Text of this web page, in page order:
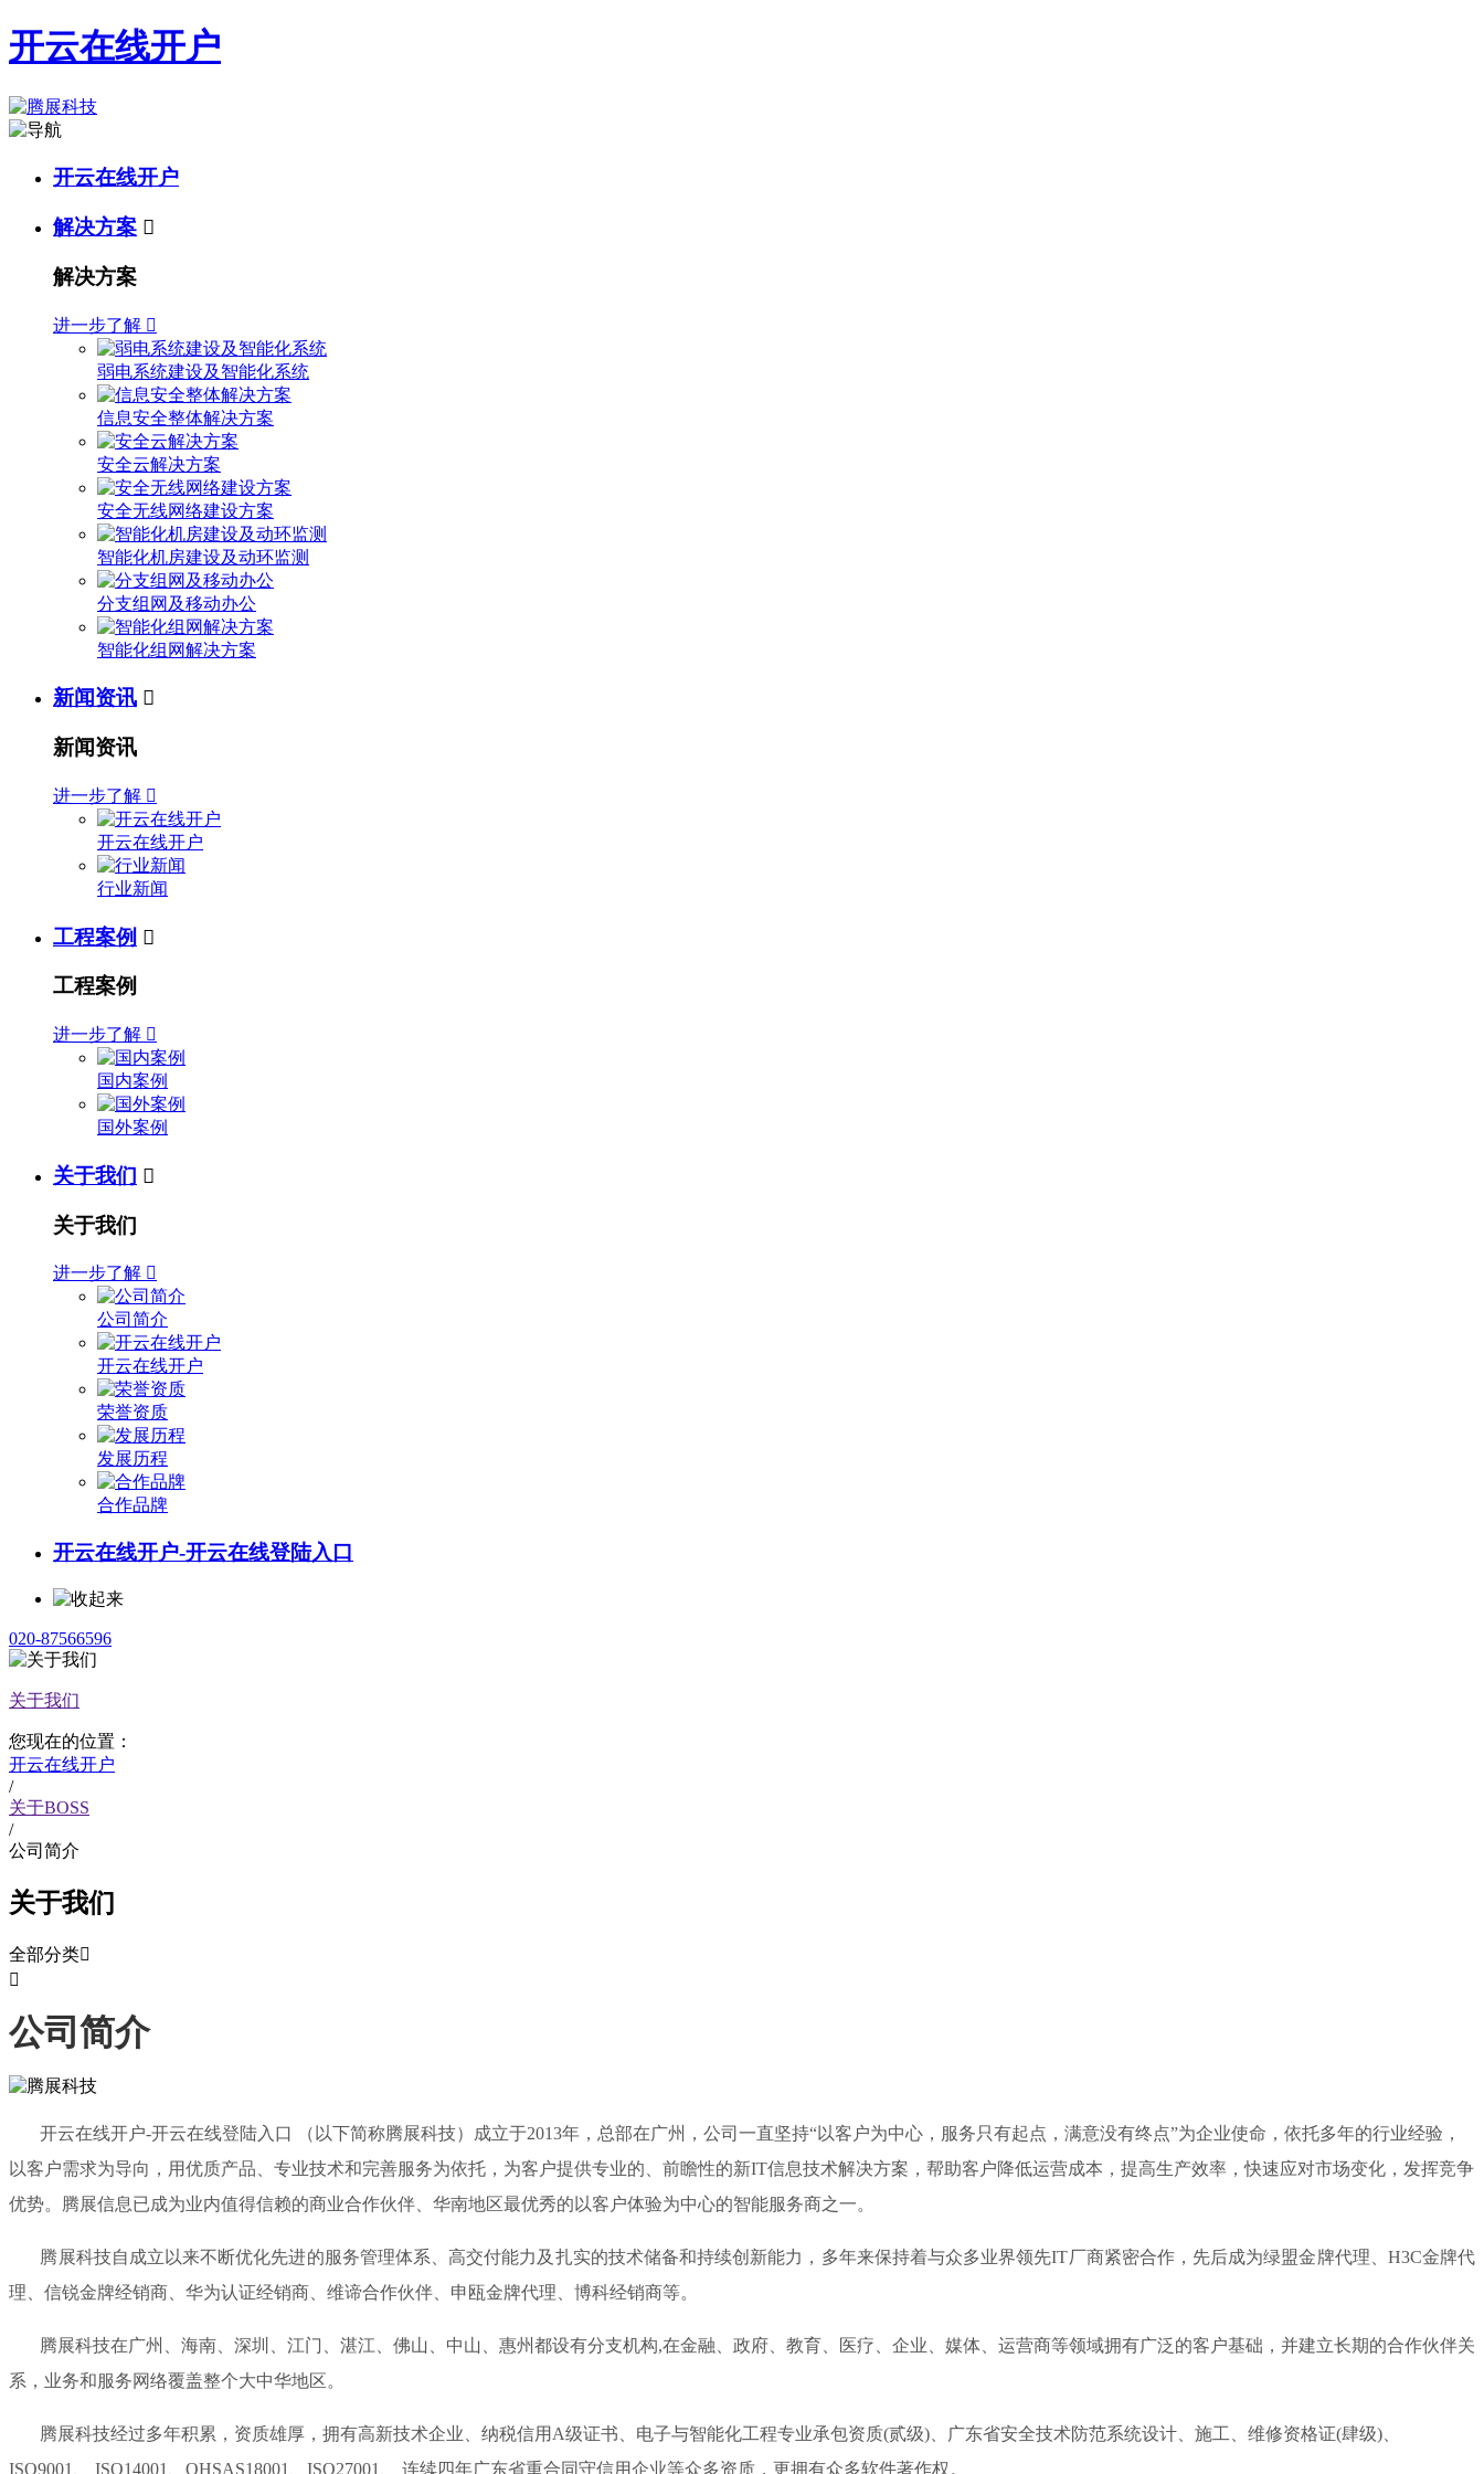
开云在线开户
开云在线开户
解决方案 
解决方案
进一步了解 
弱电系统建设及智能化系统
信息安全整体解决方案
安全云解决方案
安全无线网络建设方案
智能化机房建设及动环监测
分支组网及移动办公
智能化组网解决方案
新闻资讯 
新闻资讯
进一步了解 
开云在线开户
行业新闻
工程案例 
工程案例
进一步了解 
国内案例
国外案例
关于我们 
关于我们
进一步了解 
公司简介
开云在线开户
荣誉资质
发展历程
合作品牌
开云在线开户-开云在线登陆入口
020-87566596
关于我们
您现在的位置：
开云在线开户
/
关于BOSS
/
公司简介
关于我们
全部分类

公司简介
开云在线开户-开云在线登陆入口 （以下简称腾展科技）成立于2013年，总部在广州，公司一直坚持“以客户为中心，服务只有起点，满意没有终点”为企业使命，依托多年的行业经验，
以客户需求为导向，用优质产品、专业技术和完善服务为依托，为客户提供专业的、前瞻性的新IT信息技术解决方案，帮助客户降低运营成本，提高生产效率，快速应对市场变化，发挥竞争
优势。腾展信息已成为业内值得信赖的商业合作伙伴、华南地区最优秀的以客户体验为中心的智能服务商之一。
腾展科技自成立以来不断优化先进的服务管理体系、高交付能力及扎实的技术储备和持续创新能力，多年来保持着与众多业界领先IT厂商紧密合作，先后成为绿盟金牌代理、H3C金牌代
理、信锐金牌经销商、华为认证经销商、维谛合作伙伴、申瓯金牌代理、博科经销商等。
腾展科技在广州、海南、深圳、江门、湛江、佛山、中山、惠州都设有分支机构,在金融、政府、教育、医疗、企业、媒体、运营商等领域拥有广泛的客户基础，并建立长期的合作伙伴关
系，业务和服务网络覆盖整个大中华地区。
腾展科技经过多年积累，资质雄厚，拥有高新技术企业、纳税信用A级证书、电子与智能化工程专业承包资质(贰级)、广东省安全技术防范系统设计、施工、维修资格证(肆级)、
ISO9001、 ISO14001、OHSAS18001、ISO27001、 连续四年广东省重合同守信用企业等众多资质，更拥有众多软件著作权。